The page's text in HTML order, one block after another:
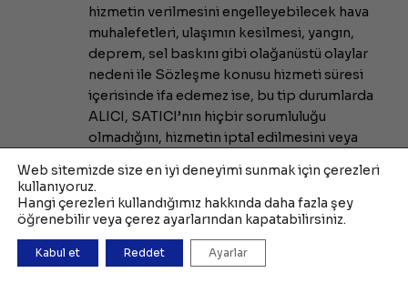
hizmetin verilmesini engelleyebilecek hava
muhalefetleri, ulaşımın kesilmesi, yangın,
deprem, sel baskını gibi olağanüstü olaylar
nedeni ile Sözleşme konusu hizmeti süresi
içerisinde ifa edemez ise, bu tip durumlarda
ALICI, SATICI’nın hiçbir sorumluluğu
olmadığını, hizmetin iptal edilmesini veya
kalkmasına kadar ertelenmesi haklarından
birini kullanabilir.
Web sitemizde size en iyi deneyimi sunmak için çerezleri
kullanıyoruz.
Hangi çerezleri kullandığımız hakkında daha fazla şey
öğrenebilir veya çerez ayarlarından kapatabilirsiniz.
Kabul et Reddet Ayarlar